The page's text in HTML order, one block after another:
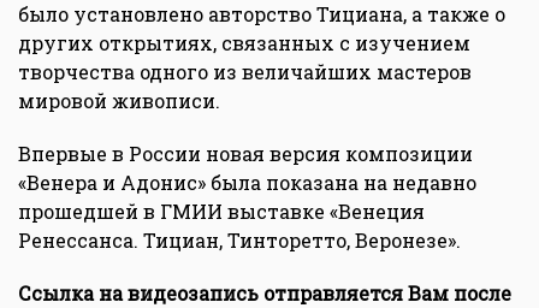
было установлено авторство Тициана, а также о
других открытиях, связанных с изучением
творчества одного из величайших мастеров
мировой живописи.
Впервые в России новая версия композиции
«Венера и Адонис» была показана на недавно
прошедшей в ГМИИ выставке «Венеция
Ренессанса. Тициан, Тинторетто, Веронезе».
Ссылка на видеозапись отправляется Вам после